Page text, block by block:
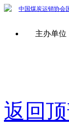
中国煤炭运销协会
主办单位
返回